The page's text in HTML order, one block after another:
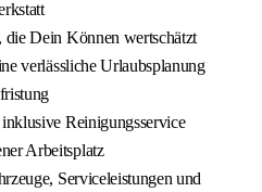
die Dein Können wertschätzt
verlässliche Urlaubsplanung
Reinigungsservice
Arbeitsplatz
Serviceleistungen und